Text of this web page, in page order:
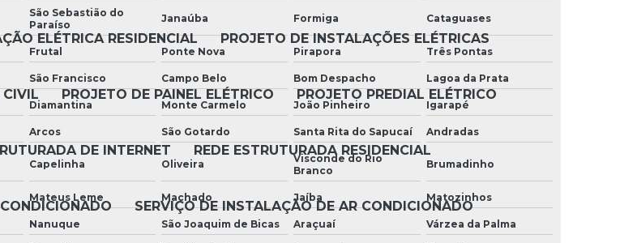
ELÉTRICA RESIDENCIAL PROJETO DE INSTALAÇÕES ELÉTRICAS
CIVIL PROJETO DE PAINEL ELÉTRICO PROJETO PREDIAL ELÉTRICO
DE INTERNET REDE ESTRUTURADA RESIDENCIAL
SERVIÇO DE INSTALAÇÃO DE AR CONDICIONADO
Manutenção elétrica corretiva
Manutenção elétrica industrial
Manutenção elétrica predial
Manutenção elétrica preventiva
Manutenção elétrica residencial
Manutenção de energia elétrica
Manutenção industrial elétrica
São Sebastião do
Paraíso
Janaúba Formiga Cataguases
Frutal Ponte Nova Pirapora Três Pontas
São Francisco Campo Belo Bom Despacho Lagoa da Prata
Diamantina Monte Carmelo João Pinheiro Igarapé
Arcos São Gotardo Santa Rita do Sapucaí Andradas
Capelinha Oliveira
Visconde do Rio
Branco
Brumadinho
Mateus Leme Machado Jaíba Matozinhos
Nanuque São Joaquim de Bicas Araçuaí Várzea da Palma